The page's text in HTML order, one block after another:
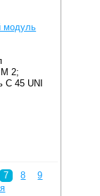
модуль
2;
C 45 UNI
7 8
9